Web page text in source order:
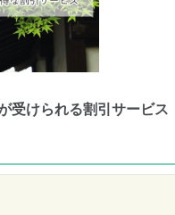
受けられる割引サービス